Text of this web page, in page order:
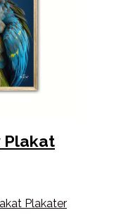
Plakat